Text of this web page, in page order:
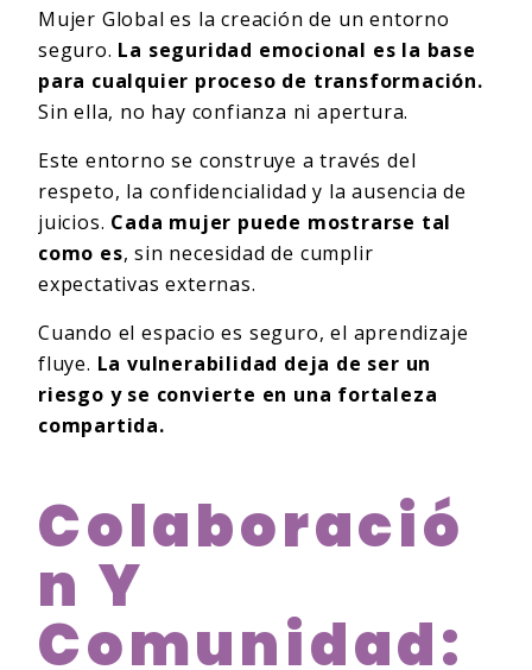
Mujer Global es la creación de un entorno
seguro. La seguridad emocional es la base
para cualquier proceso de transformación.
Sin ella, no hay confianza ni apertura.
Este entorno se construye a través del
respeto, la confidencialidad y la ausencia de
juicios. Cada mujer puede mostrarse tal
como es, sin necesidad de cumplir
expectativas externas.
Cuando el espacio es seguro, el aprendizaje
fluye. La vulnerabilidad deja de ser un
riesgo y se convierte en una fortaleza
compartida.
Colaboració
N Y
Comunidad: